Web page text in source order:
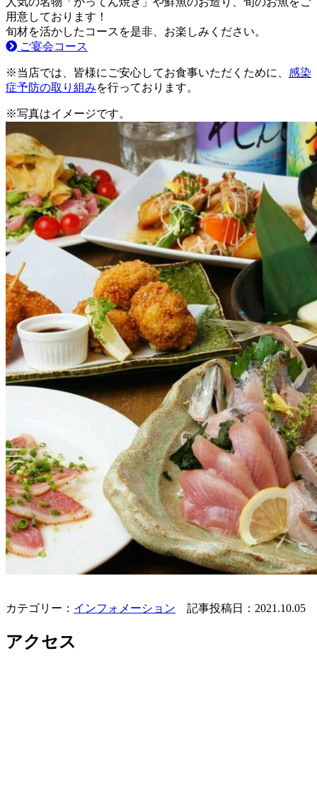
用意しております！
旬材を活かしたコースを是非、お楽しみください。
ご宴会コース
※当店では、皆様にご安心してお食事いただくために、 感染
症予防の取り組みを行っております。
※写真はイメージです。
カテゴリー： インフォメーション 記事投稿日：2021.10.05
アクセス